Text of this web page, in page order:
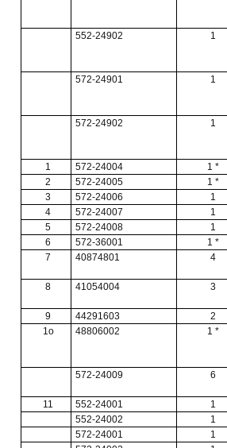
552-24902
1
572-24901
1
572-24902
1
1
572-24004 1 *
2
572-24005 1 *
3
572-24006 1
4
572-24007 1
5
572-24008 1
6
572-36001 1 *
7
40874801 4
8
41054004 3
9
44291603 2
1о
48806002 1 *
572-24009
6
11
552-24001 1
552-24002
1
572-24001
1